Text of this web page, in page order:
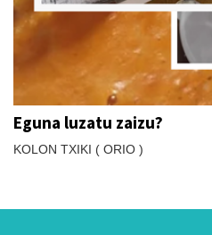
Eguna luzatu zaizu?
KOLON TXIKI ( ORIO )